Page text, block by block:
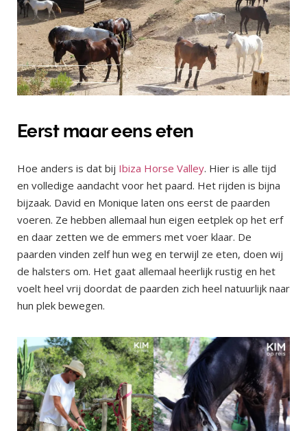
Eerst maar eens eten
Hoe anders is dat bij Ibiza Horse Valley. Hier is alle tijd
en volledige aandacht voor het paard. Het rijden is bijna
bijzaak. David en Monique laten ons eerst de paarden
voeren. Ze hebben allemaal hun eigen eetplek op het erf
en daar zetten we de emmers met voer klaar. De
paarden vinden zelf hun weg en terwijl ze eten, doen wij
de halsters om. Het gaat allemaal heerlijk rustig en het
voelt heel vrij doordat de paarden zich heel natuurlijk naar
hun plek bewegen.